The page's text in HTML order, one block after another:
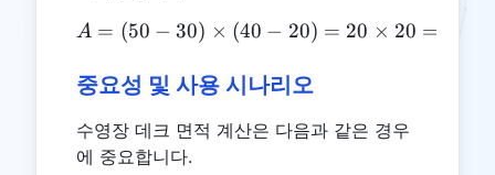
A = (50 - 30) \times (40 -
A = (50 − 30) × (40 − 20) = 20 × 20 = 400
중요성 및 사용 시나리오
수영장 데크 면적 계산은 다음과 같은 경우
에 중요합니다.